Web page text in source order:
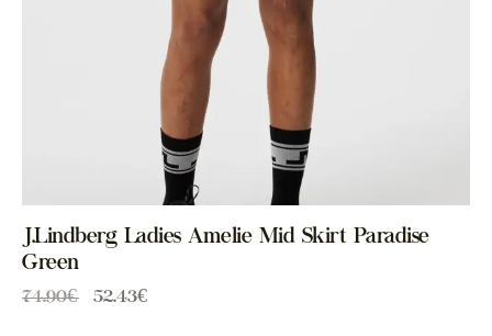
J.Lindberg Ladies Amelie Mid Skirt Paradise
Green
74.90€ 52.43€